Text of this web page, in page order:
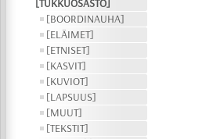
[TUKKUOSASTO]
[BOORDINAUHA]
[ELÄIMET]
[ETNISET]
[KASVIT]
[KUVIOT]
[LAPSUUS]
[MUUT]
[TEKSTIT]